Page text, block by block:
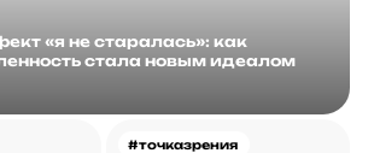
«я не старалась»: как
стала новым идеалом
#точказрения